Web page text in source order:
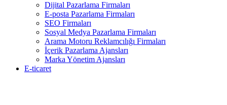
Dijital Pazarlama Firmaları
E-posta Pazarlama Firmaları
SEO Firmaları
Sosyal Medya Pazarlama Firmaları
Arama Motoru Reklamcılığı Firmaları
İçerik Pazarlama Ajansları
Marka Yönetim Ajansları
E-ticaret